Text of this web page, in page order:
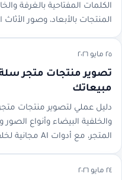
الكلمات المفتاحية بالغرفة
المنتجات بالأبعاد، وصور الأثاث
٢٥ مايو ٢٠٢٦
تصوير منتجات متجر
مبيعاتك
دليل عملي لتصوير منتجات
والخلفية البيضاء وأنواع
المتجر، مع أدوات AI مجانية لخلفيات احترافية.
٢٤ مايو ٢٠٢٦